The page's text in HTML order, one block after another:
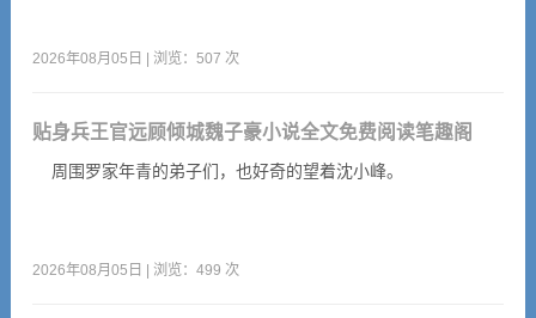
2026年08月05日 | 浏览：507 次
贴身兵王官远顾倾城魏子豪小说全文免费阅读笔趣阁
周围罗家年青的弟子们，也好奇的望着沈小峰。
2026年08月05日 | 浏览：499 次